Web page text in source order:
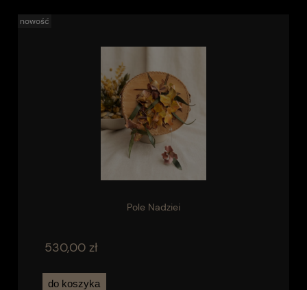
Pole Nadziei
530,00 zł
do koszyka
nowość